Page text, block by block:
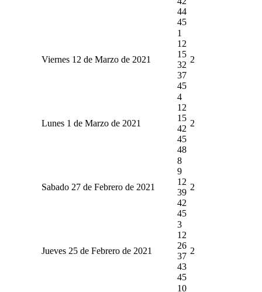
44
45
Viernes 12 de Marzo de 2021
1
12
15
32
37
45
2
Lunes 1 de Marzo de 2021
4
12
15
42
45
48
2
Sabado 27 de Febrero de 2021
8
9
12
39
42
45
2
Jueves 25 de Febrero de 2021
3
12
26
37
43
45
2
10